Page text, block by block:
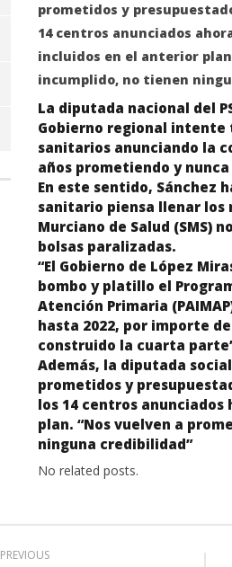
prometidos y
14 centros anunciados
incluidos en el anterior
incumplido, no tienen
La diputada nacional del
Gobierno regional intente
sanitarios anunciando la
años prometiendo y
En este sentido, Sánchez
sanitario piensa llenar los
Murciano de Salud (SMS)
bolsas paralizadas.
“El Gobierno de López
bombo y platillo el
Atención Primaria
hasta 2022, por importe
construido la cuarta
Además, la diputada
prometidos y
los 14 centros
plan. “Nos vuelven a
ninguna credibilidad”
No related posts.
PREVIOUS